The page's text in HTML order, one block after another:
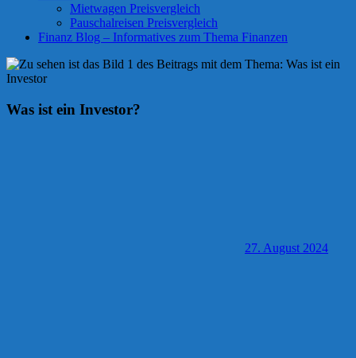
Mietwagen Preisvergleich
Pauschalreisen Preisvergleich
Finanz Blog – Informatives zum Thema Finanzen
Was ist ein Investor?
27. August 2024